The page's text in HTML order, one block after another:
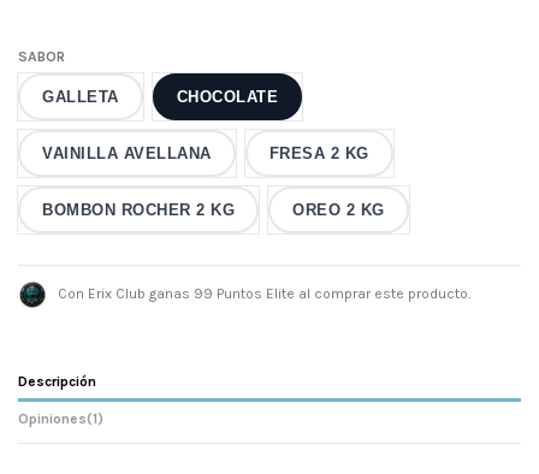
SABOR
GALLETA CHOCOLATE
VAINILLA AVELLANA FRESA 2 KG
BOMBON ROCHER 2 KG OREO 2 KG
Con Erix Club ganas 99 Puntos Elite al comprar este producto.
Descripción
Opiniones(1)